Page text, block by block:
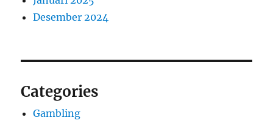
Desember 2024
Categories
Gambling